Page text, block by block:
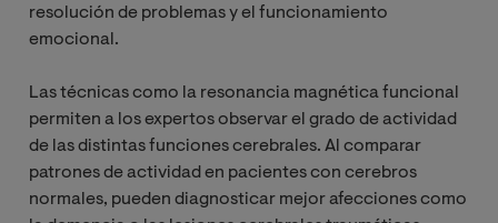
resolución de problemas y el funcionamiento
emocional.
Las técnicas como la resonancia magnética funcional
permiten a los expertos observar el grado de actividad
de las distintas funciones cerebrales. Al comparar
patrones de actividad en pacientes con cerebros
normales, pueden diagnosticar mejor afecciones como